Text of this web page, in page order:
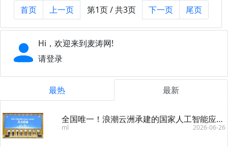
首页 上一页 第1页 / 共3页 下一页 尾页
Hi，欢迎来到麦涛网!
请登录
最热 最新
全国唯一！浪潮云洲承建的国家人工智能应用中试基地（工业软件）启动建设
ml 2026-06-26